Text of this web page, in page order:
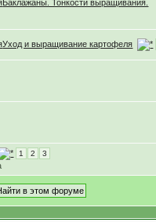
Баклажаны. Тонкости выращивания.
Уход и выращивание картофеля
1 2 3